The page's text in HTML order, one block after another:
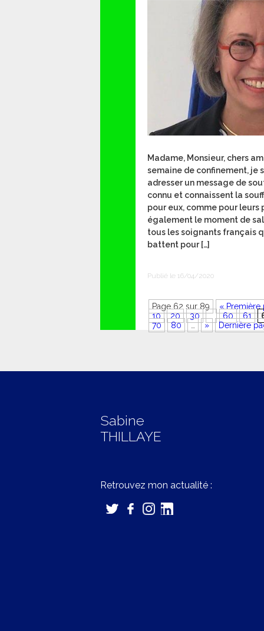
Madame, Monsieur, chers
semaine de confinement, je
adresser un message de
connu et connaissent la
pour eux, comme pour leurs
également le moment de
tous les soignants français
battent pour […]
Publié le 16/04/2020
Page 62 sur 89
« Première
10
20 30 … 60 61
70
80 … » Dernière
Sabine
THILLAYE
Retrouvez mon actualité :